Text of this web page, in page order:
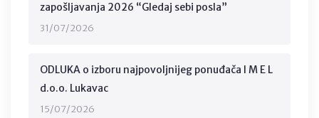
zapošljavanja 2026 “Gledaj sebi posla”
31/07/2026
ODLUKA o izboru najpovoljnijeg ponuđača I M E L
d.o.o. Lukavac
15/07/2026